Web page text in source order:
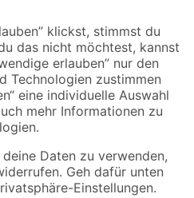
Die dargestellten Angebote sind unter
Die angegebenen Verfügbarkeiten beziehen